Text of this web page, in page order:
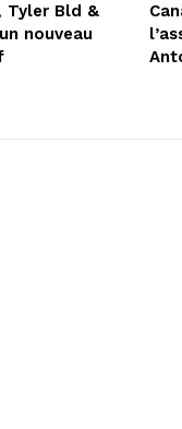
Tyler Bld &
nouveau